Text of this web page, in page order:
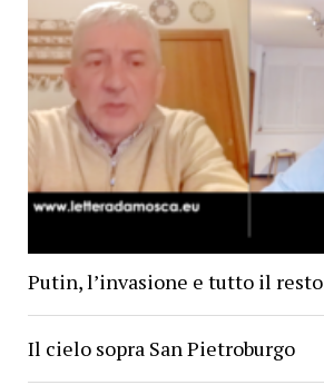
Putin, l’invasione e tutto il resto
Il cielo sopra San Pietroburgo